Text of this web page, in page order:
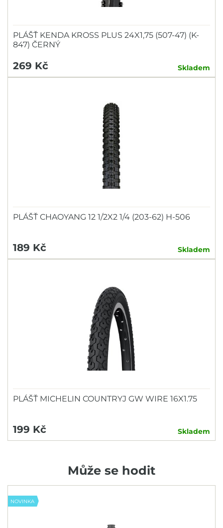
PLÁŠŤ KENDA KROSS PLUS 24X1,75 (507-47) (K-
847) ČERNÝ
269 Kč Skladem
PLÁŠŤ CHAOYANG 12 1/2X2 1/4 (203-62) H-506
189 Kč Skladem
PLÁŠŤ MICHELIN COUNTRYJ GW WIRE 16X1.75
199 Kč Skladem
Může se hodit
NOVINKA